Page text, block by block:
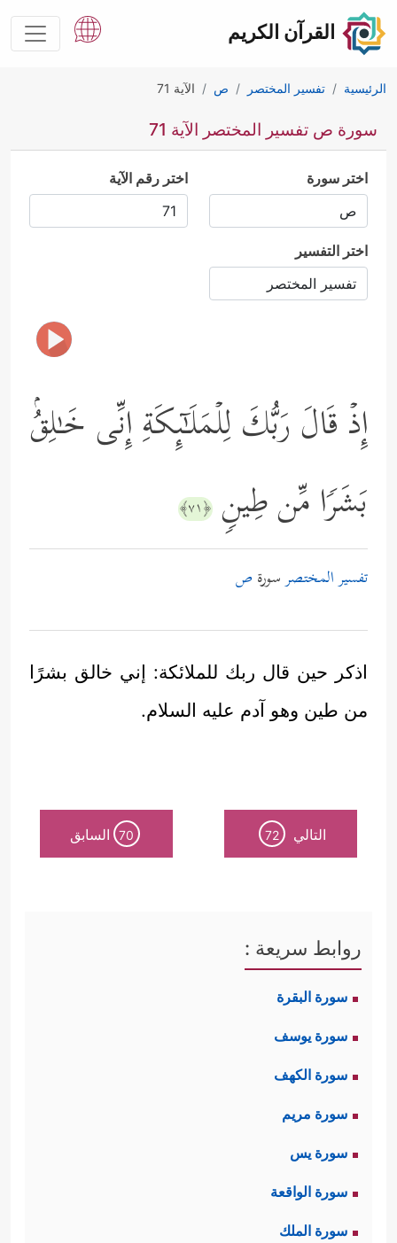
القرآن الكريم
الرئيسية تفسير المختصر ص الآية 71
سورة ص تفسير المختصر الآية 71
اختر سورة اختر رقم الآية
اختر التفسير
إِذۡ قَالَ رَبُّكَ لِلۡمَلَـٰۤىِٕكَةِ إِنِّی خَـٰلِقُۢ
بَشَرࣰا مِّن طِینࣲ ﴿٧١﴾
تفسير المختصرسورة ص
اذكر حين قال ربك للملائكة: إني خالق بشرًا
من طين وهو آدم عليه السلام.
التالي 72
70 السابق
روابط سريعة :
سورة البقرة
سورة يوسف
سورة الكهف
سورة مريم
سورة يس
سورة الواقعة
سورة الملك